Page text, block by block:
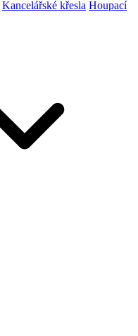
Kancelářské křesla Houpací